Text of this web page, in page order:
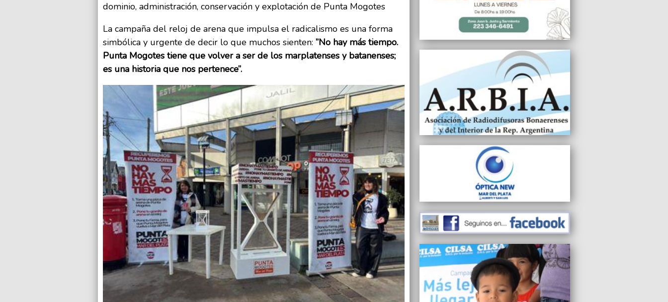
dominio, administración, conservación y explotación de Punta Mogotes
La campaña del reloj de arena que impulsa el radicalismo es una forma
simbólica y urgente de decir lo que muchos sienten: ”No hay más tiempo.
Punta Mogotes tiene que volver a ser de los marplatenses y batanenses;
es una historia que nos pertenece”.